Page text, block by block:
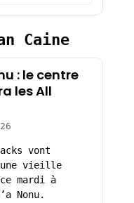
Caine
: le centre
les All
vont
vieille
mardi à
Nonu.